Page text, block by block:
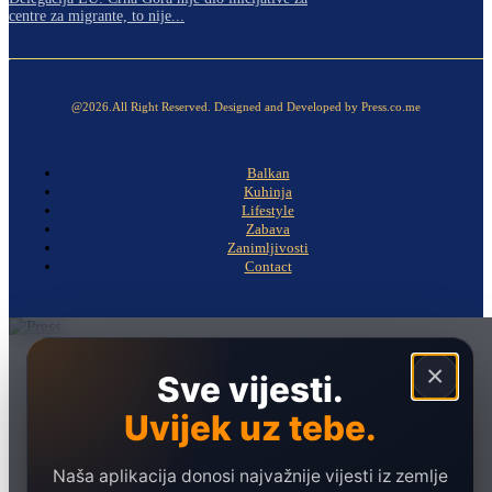
centre za migrante, to nije...
@2026.All Right Reserved. Designed and Developed by Press.co.me
Balkan
Kuhinja
Lifestyle
Zabava
Zanimljivosti
Contact
×
Sve vijesti.
Uvijek uz tebe.
Naša aplikacija donosi najvažnije vijesti iz zemlje